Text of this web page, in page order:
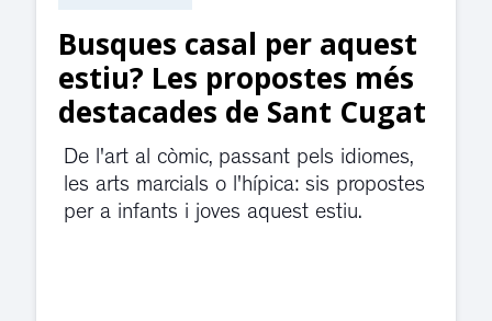
aquest
més
Cugat
pels idiomes,
sis propostes
estiu.
Suspesa
jutjats de Rubí
divendres per
d’aigua
El servei de guàrdia i el
violència de gènere